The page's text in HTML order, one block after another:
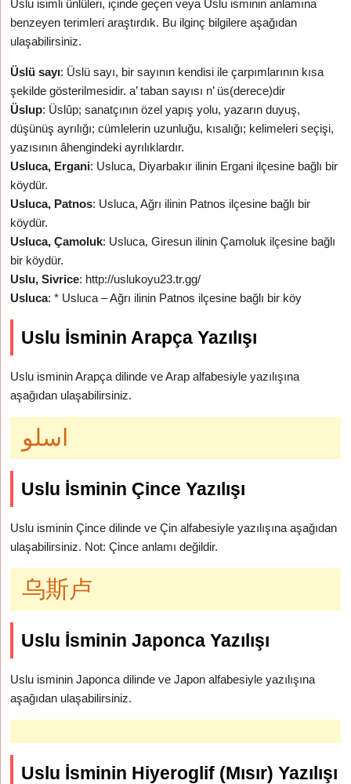
Uslu isimli ünlüleri, içinde geçen veya Uslu isminin anlamına
benzeyen terimleri araştırdık. Bu ilginç bilgilere aşağıdan
ulaşabilirsiniz.
Üslü sayı: Üslü sayı, bir sayının kendisi ile çarpımlarının kısa
şekilde gösterilmesidir. a’ taban sayısı n’ üs(derece)dir
Üslup: Üslûp; sanatçının özel yapış yolu, yazarın duyuş,
düşünüş ayrılığı; cümlelerin uzunluğu, kısalığı; kelimeleri seçişi,
yazısının âhengindeki ayrılıklardır.
Usluca, Ergani: Usluca, Diyarbakır ilinin Ergani ilçesine bağlı bir
köydür.
Usluca, Patnos: Usluca, Ağrı ilinin Patnos ilçesine bağlı bir
köydür.
Usluca, Çamoluk: Usluca, Giresun ilinin Çamoluk ilçesine bağlı
bir köydür.
Uslu, Sivrice: http://uslukoyu23.tr.gg/
Usluca: * Usluca – Ağrı ilinin Patnos ilçesine bağlı bir köy
Uslu İsminin Arapça Yazılışı
Uslu isminin Arapça dilinde ve Arap alfabesiyle yazılışına
aşağıdan ulaşabilirsiniz.
اسلو
Uslu İsminin Çince Yazılışı
Uslu isminin Çince dilinde ve Çin alfabesiyle yazılışına aşağıdan
ulaşabilirsiniz. Not: Çince anlamı değildir.
乌斯卢
Uslu İsminin Japonca Yazılışı
Uslu isminin Japonca dilinde ve Japon alfabesiyle yazılışına
aşağıdan ulaşabilirsiniz.
Uslu İsminin Hiyeroglif (Mısır) Yazılışı